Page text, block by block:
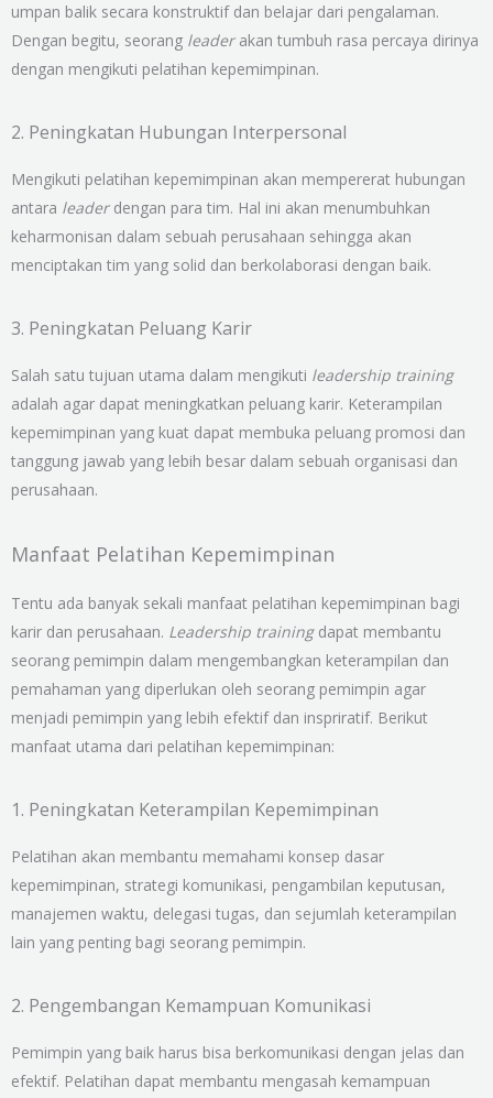
umpan balik secara konstruktif dan belajar dari pengalaman.
Dengan begitu, seorang leaderakan tumbuh rasa percaya dirinya
dengan mengikuti pelatihan kepemimpinan.
2. Peningkatan Hubungan Interpersonal
Mengikuti pelatihan kepemimpinan akan mempererat hubungan
antara leaderdengan para tim. Hal ini akan menumbuhkan
keharmonisan dalam sebuah perusahaan sehingga akan
menciptakan tim yang solid dan berkolaborasi dengan baik.
3. Peningkatan Peluang Karir
Salah satu tujuan utama dalam mengikuti leadership training
adalah agar dapat meningkatkan peluang karir. Keterampilan
kepemimpinan yang kuat dapat membuka peluang promosi dan
tanggung jawab yang lebih besar dalam sebuah organisasi dan
perusahaan.
Manfaat Pelatihan Kepemimpinan
Tentu ada banyak sekali manfaat pelatihan kepemimpinan bagi
karir dan perusahaan. Leadership trainingdapat membantu
seorang pemimpin dalam mengembangkan keterampilan dan
pemahaman yang diperlukan oleh seorang pemimpin agar
menjadi pemimpin yang lebih efektif dan inspriratif. Berikut
manfaat utama dari pelatihan kepemimpinan:
1. Peningkatan Keterampilan Kepemimpinan
Pelatihan akan membantu memahami konsep dasar
kepemimpinan, strategi komunikasi, pengambilan keputusan,
manajemen waktu, delegasi tugas, dan sejumlah keterampilan
lain yang penting bagi seorang pemimpin.
2. Pengembangan Kemampuan Komunikasi
Pemimpin yang baik harus bisa berkomunikasi dengan jelas dan
efektif. Pelatihan dapat membantu mengasah kemampuan